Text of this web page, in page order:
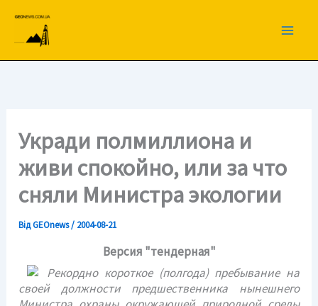
вмісту
Укради полмиллиона и
живи спокойно, или за что
сняли Министра экологии
ВідGEOnews/ 2004-08-21
Версия "тендерная"
Рекордно короткое (полгода) пребывание на
своей должности предшественника нынешнего